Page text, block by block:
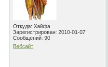
Откуда: Хайфа
Зарегистрирован: 2010-01-07
Сообщений: 90
Вебсайт